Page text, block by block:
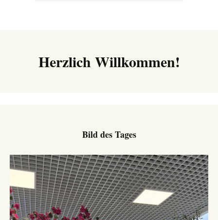
Herzlich Willkommen!
Bild des Tages